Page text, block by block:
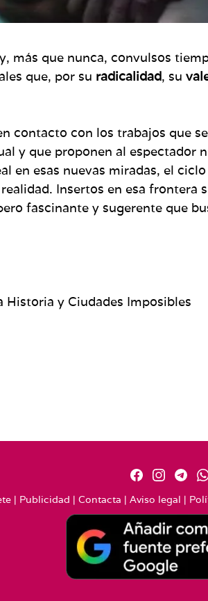
más que nunca, convulsos
que, por su radicalidad, su
contacto con los trabajos que
y que proponen al espectador
en esas nuevas miradas, el
Insertos en esa frontera
fascinante y sugerente que
Historia y Ciudades Imposibles
| Publicidad | Contacta | Aviso legal |